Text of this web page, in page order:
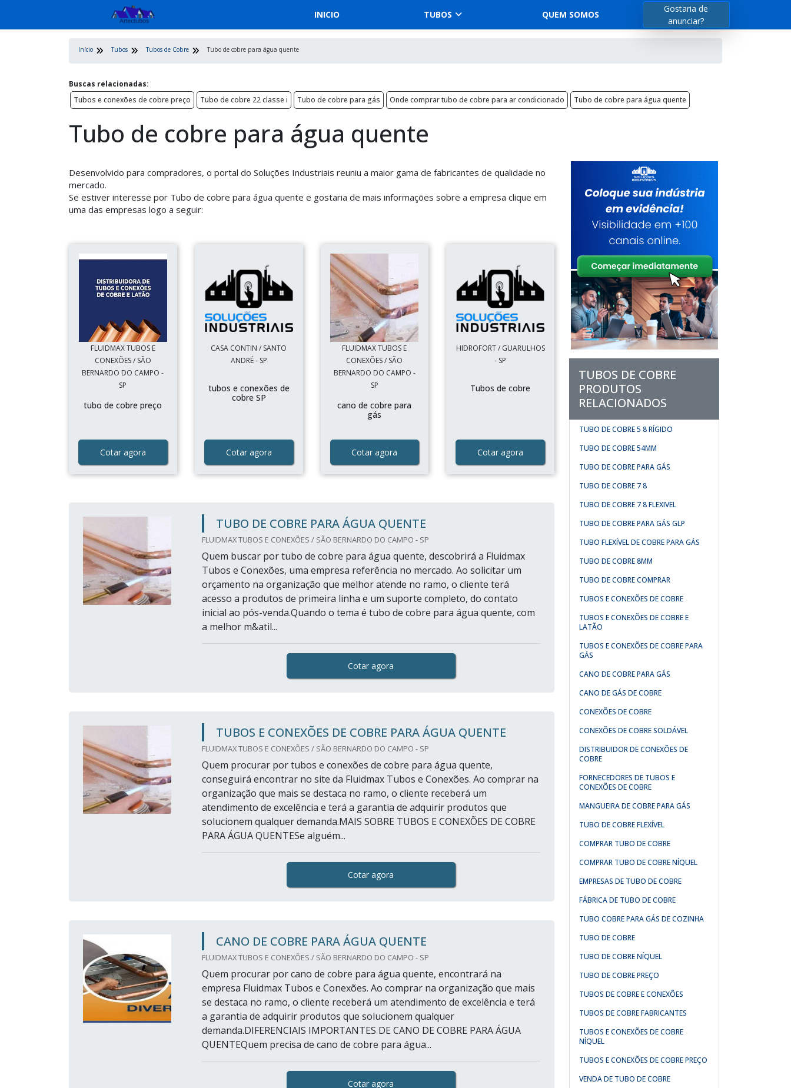
INICIO TUBOS QUEM SOMOS
Gostaria de
anunciar?
Início Tubos Tubos de Cobre Tubo de cobre para água quente
Buscas relacionadas:
Tubos e conexões de cobre preço
Tubo de cobre 22 classe i Tubo de cobre para gás Onde comprar tubo de cobre para ar condicionado Tubo de cobre para água quente
Tubo de cobre para água quente
Desenvolvido para compradores, o portal do Soluções Industriais reuniu a maior gama de fabricantes de qualidade no
mercado.
Se estiver interesse por Tubo de cobre para água quente e gostaria de mais informações sobre a empresa clique em
uma das empresas logo a seguir:
FLUIDMAX TUBOS E
CONEXÕES / SÃO
BERNARDO DO CAMPO -
SP
tubo de cobre preço
Cotar agora
CASA CONTIN / SANTO
ANDRÉ - SP
tubos e conexões de
cobre SP
Cotar agora
FLUIDMAX TUBOS E
CONEXÕES / SÃO
BERNARDO DO CAMPO -
SP
cano de cobre para
gás
Cotar agora
HIDROFORT / GUARULHOS
- SP
Tubos de cobre
Cotar agora
TUBO DE COBRE PARA ÁGUA QUENTE
FLUIDMAX TUBOS E CONEXÕES / SÃO BERNARDO DO CAMPO - SP
Quem buscar por tubo de cobre para água quente, descobrirá a Fluidmax
Tubos e Conexões, uma empresa referência no mercado. Ao solicitar um
orçamento na organização que melhor atende no ramo, o cliente terá
acesso a produtos de primeira linha e um suporte completo, do contato
inicial ao pós-venda.Quando o tema é tubo de cobre para água quente, com
a melhor m&atil...
Cotar agora
TUBOS E CONEXÕES DE COBRE PARA ÁGUA QUENTE
FLUIDMAX TUBOS E CONEXÕES / SÃO BERNARDO DO CAMPO - SP
Quem procurar por tubos e conexões de cobre para água quente,
conseguirá encontrar no site da Fluidmax Tubos e Conexões. Ao comprar na
organização que mais se destaca no ramo, o cliente receberá um
atendimento de excelência e terá a garantia de adquirir produtos que
solucionem qualquer demanda.MAIS SOBRE TUBOS E CONEXÕES DE COBRE
PARA ÁGUA QUENTESe alguém...
Cotar agora
CANO DE COBRE PARA ÁGUA QUENTE
FLUIDMAX TUBOS E CONEXÕES / SÃO BERNARDO DO CAMPO - SP
Quem procurar por cano de cobre para água quente, encontrará na
empresa Fluidmax Tubos e Conexões. Ao comprar na organização que mais
se destaca no ramo, o cliente receberá um atendimento de excelência e terá
a garantia de adquirir produtos que solucionem qualquer
demanda.DIFERENCIAIS IMPORTANTES DE CANO DE COBRE PARA ÁGUA
QUENTEQuem precisa de cano de cobre para água...
Cotar agora
TUBOS DE COBRE
PRODUTOS
RELACIONADOS
TUBO DE COBRE 5 8 RÍGIDO
TUBO DE COBRE 54MM
TUBO DE COBRE PARA GÁS
TUBO DE COBRE 7 8
TUBO DE COBRE 7 8 FLEXIVEL
TUBO DE COBRE PARA GÁS GLP
TUBO FLEXÍVEL DE COBRE PARA GÁS
TUBO DE COBRE 8MM
TUBO DE COBRE COMPRAR
TUBOS E CONEXÕES DE COBRE
TUBOS E CONEXÕES DE COBRE E
LATÃO
TUBOS E CONEXÕES DE COBRE PARA
GÁS
CANO DE COBRE PARA GÁS
CANO DE GÁS DE COBRE
CONEXÕES DE COBRE
CONEXÕES DE COBRE SOLDÁVEL
DISTRIBUIDOR DE CONEXÕES DE
COBRE
FORNECEDORES DE TUBOS E
CONEXÕES DE COBRE
MANGUEIRA DE COBRE PARA GÁS
TUBO DE COBRE FLEXÍVEL
COMPRAR TUBO DE COBRE
COMPRAR TUBO DE COBRE NÍQUEL
EMPRESAS DE TUBO DE COBRE
FÁBRICA DE TUBO DE COBRE
TUBO COBRE PARA GÁS DE COZINHA
TUBO DE COBRE
TUBO DE COBRE NÍQUEL
TUBO DE COBRE PREÇO
TUBOS DE COBRE E CONEXÕES
TUBOS DE COBRE FABRICANTES
TUBOS E CONEXÕES DE COBRE
NÍQUEL
TUBOS E CONEXÕES DE COBRE PREÇO
VENDA DE TUBO DE COBRE